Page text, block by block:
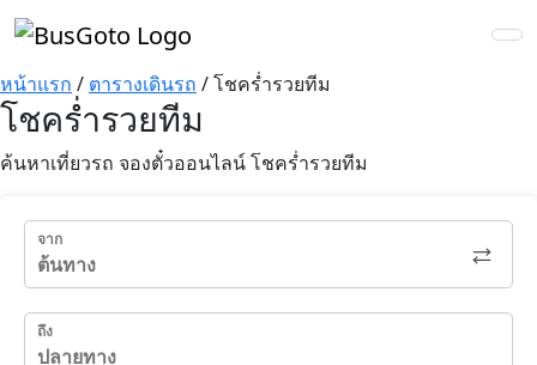
หน้าแรก / ตารางเดินรถ /โชคร่ำรวยทีม
โชคร่ำรวยทีม
ค้นหาเที่ยวรถ จองตั๋วออนไลน์ โชคร่ำรวยทีม
จาก
ถึง